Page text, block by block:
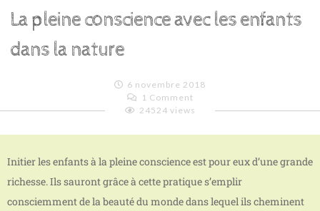
La pleine conscience avec les enfants
dans la nature
6 novembre 2018
Emilie
1 Comment
24524 views
Initier les enfants à la pleine conscience est pour eux d’une grande
richesse. Ils sauront grâce à cette pratique s’emplir
consciemment de la beauté du monde dans lequel ils cheminent